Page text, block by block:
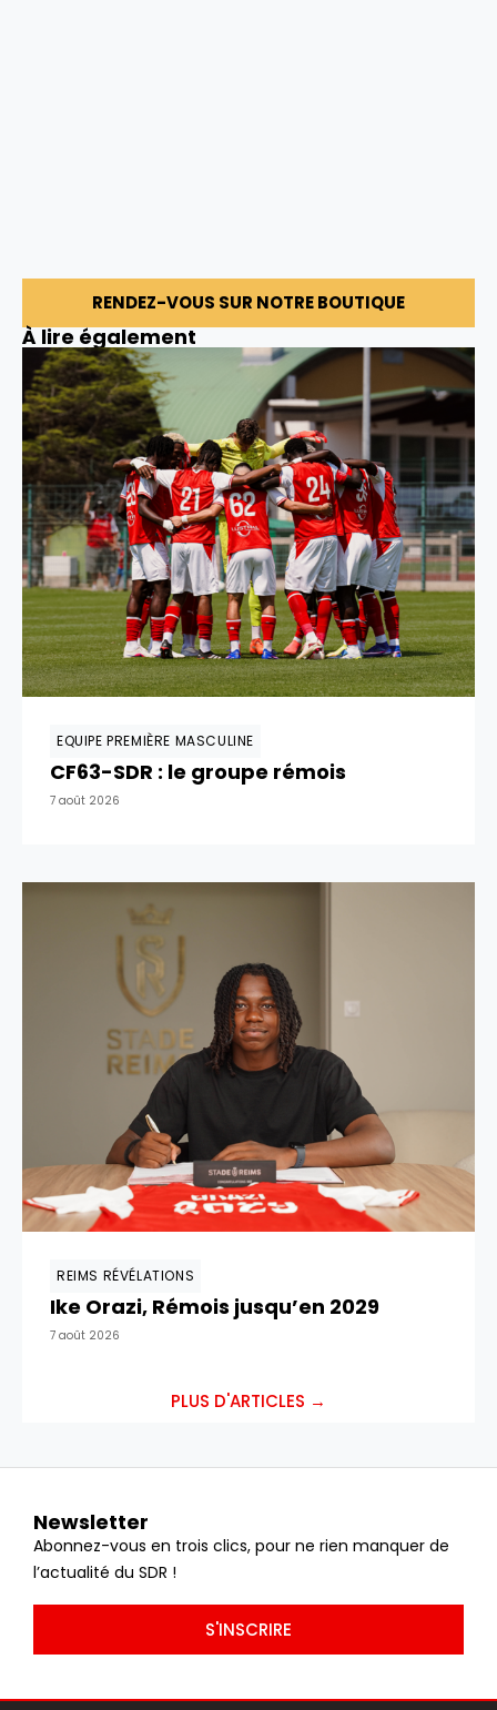
RENDEZ-VOUS SUR NOTRE BOUTIQUE
À lire également
EQUIPE PREMIÈRE MASCULINE
CF63-SDR : le groupe rémois
7 août 2026
REIMS RÉVÉLATIONS
Ike Orazi, Rémois jusqu’en 2029
7 août 2026
PLUS D'ARTICLES →
Newsletter
Abonnez-vous en trois clics, pour ne rien manquer de
l’actualité du SDR !
S'INSCRIRE